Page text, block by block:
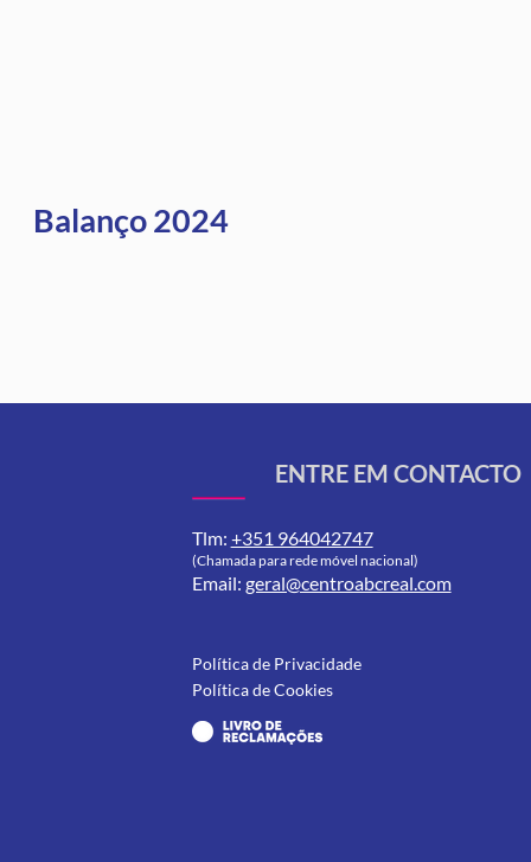
Balanço 2024
Tlm: +351 964042747
(Chamada para rede móvel nacional)
Email: geral@centroabcreal.com
Política de Privacidade
Política de Cookies
ENTRE EM CONTACTO